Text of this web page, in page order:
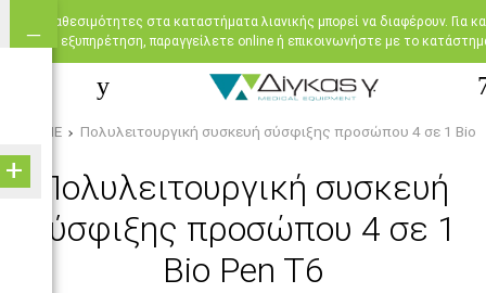
Oι διαθεσιμότητες στα καταστήματα λιανικής μπορεί να διαφέρουν. Για
εξυπηρέτηση, παραγγείλετε online ή επικοινωνήστε με το
HOME Πολυλειτουργική συσκευή σύσφιξης προσώπου 4 σε 1 Bio
Πολυλειτουργική συσκευή
σύσφιξης προσώπου 4 σε 1
Bio Pen T6